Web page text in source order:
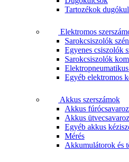
Tartozékok
Elektromos
Sarokcsiszolók
Egyenes csiszolók
Sarokcsiszolók
Egyéb elektromos
Akkus szerszámok
Akkus
Akkus
Egyéb akkus
Mérés
Akkumulátorok és